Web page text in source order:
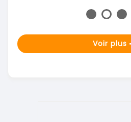
Voir plus